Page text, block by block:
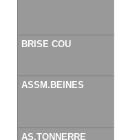
BRISE COU
ASSM.BEINES
AS.TONNERRE